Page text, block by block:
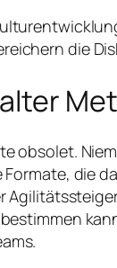
die
obsolet.
die